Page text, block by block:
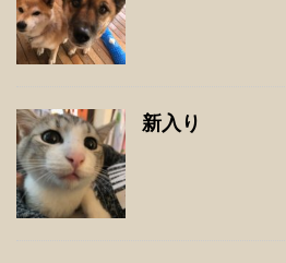
新入り